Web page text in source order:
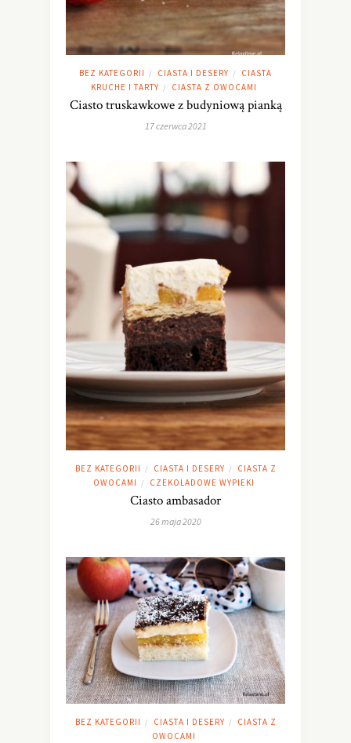
BEZ KATEGORII / CIASTA I DESERY /
CIASTA
KRUCHE I TARTY / CIASTA Z OWOCAMI
Ciasto truskawkowe z budyniową pianką
17 czerwca 2021
BEZ KATEGORII / CIASTA I DESERY /
CIASTA Z
OWOCAMI
/ CZEKOLADOWE WYPIEKI
Ciasto ambasador
26 maja 2020
BEZ KATEGORII / CIASTA I DESERY /
CIASTA Z
OWOCAMI